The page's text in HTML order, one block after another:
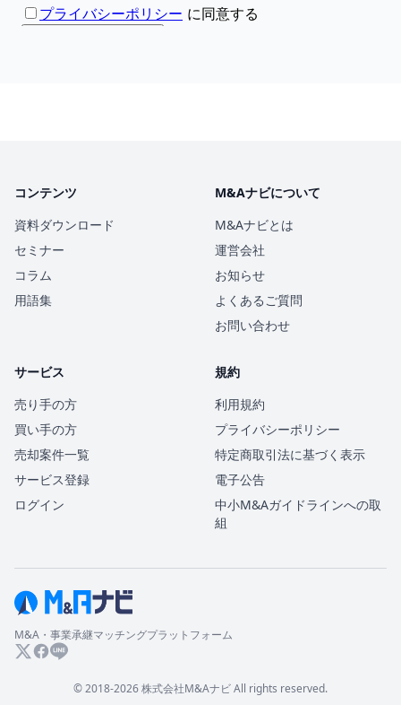
コンテンツ
資料ダウンロード
セミナー
コラム
用語集
M&Aナビについて
M&Aナビとは
運営会社
お知らせ
よくあるご質問
お問い合わせ
サービス
売り手の方
買い手の方
売却案件一覧
サービス登録
ログイン
規約
利用規約
プライバシーポリシー
特定商取引法に基づく表示
電子公告
中小M&Aガイドラインへの取
組
M&A・事業承継マッチングプラットフォーム
© 2018-2026 株式会社M&Aナビ All rights reserved.